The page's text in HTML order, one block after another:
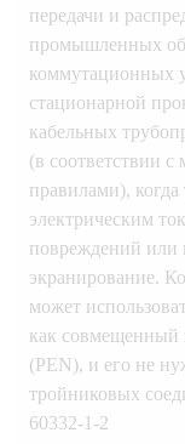
передачи и
промышленных
коммутационных
стационарной
кабельных
(в соответствии
правилами), когда
электрическим
повреждений или
экранирование.
может
как совмещенный
(PEN), и его не
тройниковых
60332-1-2